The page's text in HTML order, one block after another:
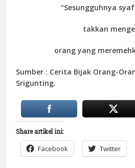
“Sesungguhnya
takkan
orang yang
Sumber : Cerita Bijak Orang-
Srigunting.
Share artikel ini:
Facebook Twitter